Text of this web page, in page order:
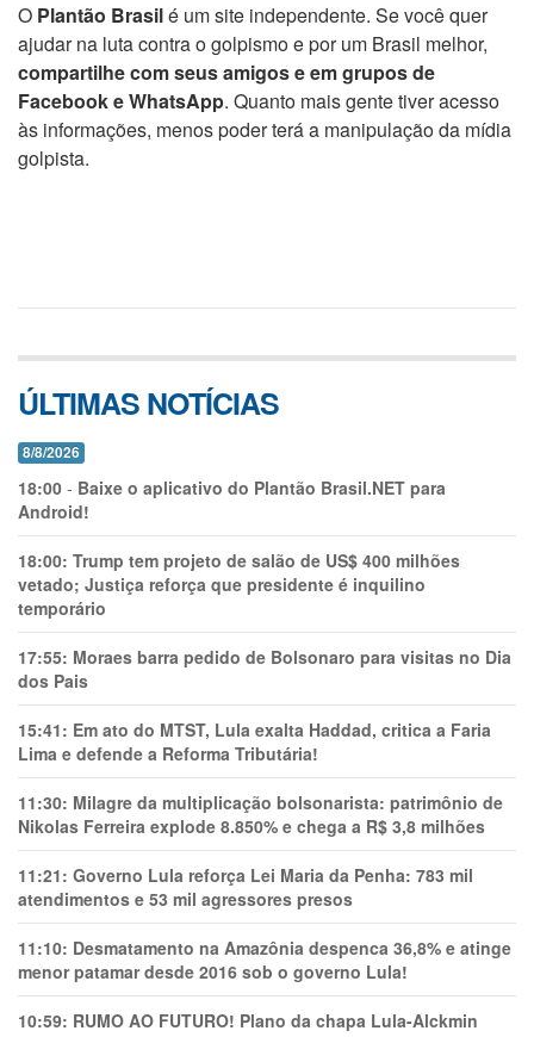
O Plantão Brasilé um site independente. Se você quer
ajudar na luta contra o golpismo e por um Brasil melhor,
compartilhe com seus amigos e em grupos de
Facebook e WhatsApp. Quanto mais gente tiver acesso
às informações, menos poder terá a manipulação da mídia
golpista.
ÚLTIMAS NOTÍCIAS
8/8/2026
18:00 - Baixe o aplicativo do Plantão Brasil.NET para
Android!
18:00: Trump tem projeto de salão de US$ 400 milhões
vetado; Justiça reforça que presidente é inquilino
temporário
17:55: Moraes barra pedido de Bolsonaro para visitas no Dia
dos Pais
15:41: Em ato do MTST, Lula exalta Haddad, critica a Faria
Lima e defende a Reforma Tributária!
11:30: Milagre da multiplicação bolsonarista: patrimônio de
Nikolas Ferreira explode 8.850% e chega a R$ 3,8 milhões
11:21: Governo Lula reforça Lei Maria da Penha: 783 mil
atendimentos e 53 mil agressores presos
11:10: Desmatamento na Amazônia despenca 36,8% e atinge
menor patamar desde 2016 sob o governo Lula!
10:59: RUMO AO FUTURO! Plano da chapa Lula-Alckmin